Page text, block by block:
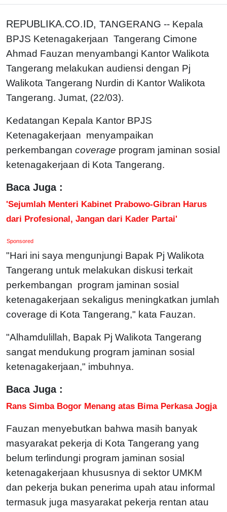
REPUBLIKA.CO.ID, TANGERANG -- Kepala
BPJS Ketenagakerjaan Tangerang Cimone
Ahmad Fauzan menyambangi Kantor Walikota
Tangerang melakukan audiensi dengan Pj
Walikota Tangerang Nurdin di Kantor Walikota
Tangerang. Jumat, (22/03).
Kedatangan Kepala Kantor BPJS
Ketenagakerjaan menyampaikan
perkembangan coverage program jaminan sosial
ketenagakerjaan di Kota Tangerang.
Baca Juga :
'Sejumlah Menteri Kabinet Prabowo-Gibran Harus
dari Profesional, Jangan dari Kader Partai'
Sponsored
"Hari ini saya mengunjungi Bapak Pj Walikota
Tangerang untuk melakukan diskusi terkait
perkembangan program jaminan sosial
ketenagakerjaan sekaligus meningkatkan jumlah
coverage di Kota Tangerang," kata Fauzan.
"Alhamdulillah, Bapak Pj Walikota Tangerang
sangat mendukung program jaminan sosial
ketenagakerjaan," imbuhnya.
Baca Juga :
Rans Simba Bogor Menang atas Bima Perkasa Jogja
Fauzan menyebutkan bahwa masih banyak
masyarakat pekerja di Kota Tangerang yang
belum terlindungi program jaminan sosial
ketenagakerjaan khususnya di sektor UMKM
dan pekerja bukan penerima upah atau informal
termasuk juga masyarakat pekerja rentan atau